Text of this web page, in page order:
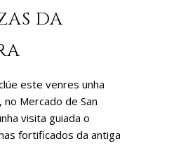
DA
este venres unha
no Mercado de San
visita guiada o
fortificados da antiga